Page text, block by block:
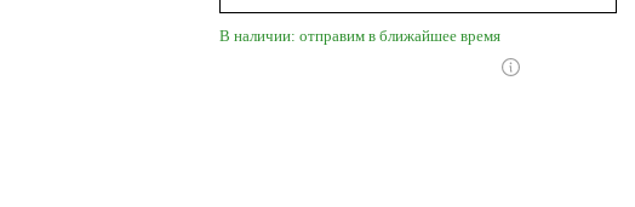
В наличии: отправим в ближайшее время